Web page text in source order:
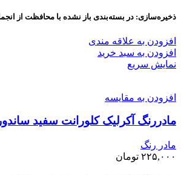
ذخیره‌سازی: در بسته‌بندی باز نشده با محافظت از انجماد تا
افزودن به علاقه مندی
افزودن به سبد خرید
نمایش سریع
افزودن به مقایسه
مادررنگ آکرلیک کلورانت سفید ساندورا ربعی
مادر رنگ
۲۲۵,۰۰۰ تومان